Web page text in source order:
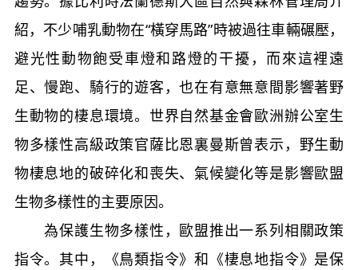
紹，不少哺乳動物在“橫穿馬路”時被過往車輛碾壓，
避光性動物飽受車燈和路燈的干擾，而來這裡遠
足、慢跑、騎行的遊客，也在有意無意間影響著野
生動物的棲息環境。世界自然基金會歐洲辦公室生
物多樣性高級政策官薩比恩裏曼斯曾表示，野生動
物棲息地的破碎化和喪失、氣候變化等是影響歐盟
生物多樣性的主要原因。
為保護生物多樣性，歐盟推出一系列相關政策
指令。其中，《鳥類指令》和《棲息地指令》是保